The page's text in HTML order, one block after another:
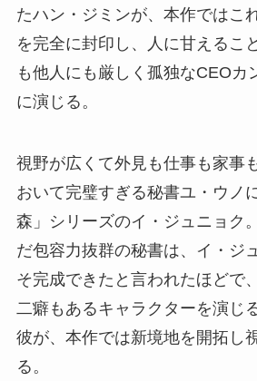
たハン・ジミンが、本作ではこ
を完全に封印し、人に甘えるこ
も他人にも厳しく孤独なCEOカ
に演じる。
視野が広くて外見も仕事も家事
おいて完璧すぎる秘書ユ・ウノ
森」シリーズのイ・ジュニョク
だ包容力抜群の秘書は、イ・ジ
そ完成できたと言われたほどで
二癖もあるキャラクターを演じ
彼が、本作では新境地を開拓し
る。